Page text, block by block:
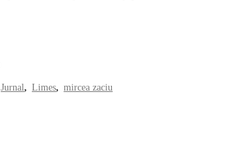
Jurnal, Limes, mircea zaciu